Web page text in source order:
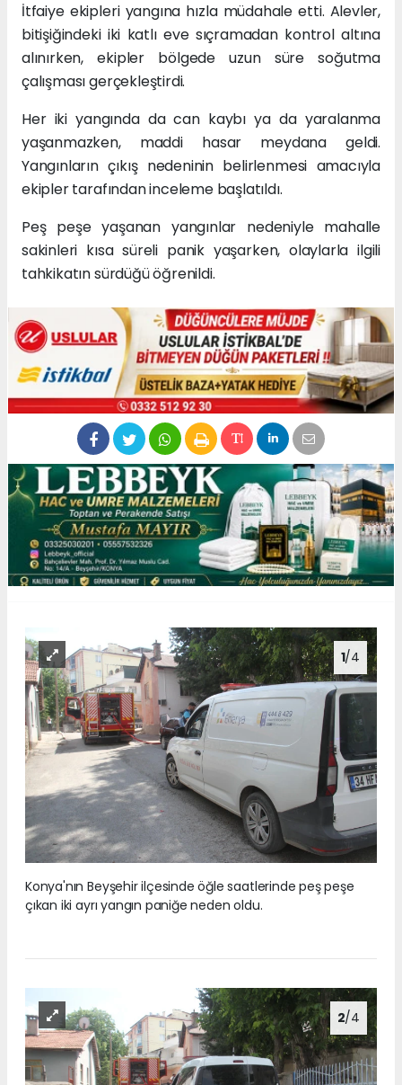
İtfaiye ekipleri yangına hızla müdahale etti. Alevler,
bitişiğindeki iki katlı eve sıçramadan kontrol altına
alınırken, ekipler bölgede uzun süre soğutma
çalışması gerçekleştirdi.
Her iki yangında da can kaybı ya da yaralanma
yaşanmazken, maddi hasar meydana geldi.
Yangınların çıkış nedeninin belirlenmesi amacıyla
ekipler tarafından inceleme başlatıldı.
Peş peşe yaşanan yangınlar nedeniyle mahalle
sakinleri kısa süreli panik yaşarken, olaylarla ilgili
tahkikatın sürdüğü öğrenildi.
1/4
Konya'nın Beyşehir ilçesinde öğle saatlerinde peş peşe
çıkan iki ayrı yangın paniğe neden oldu.
2/4